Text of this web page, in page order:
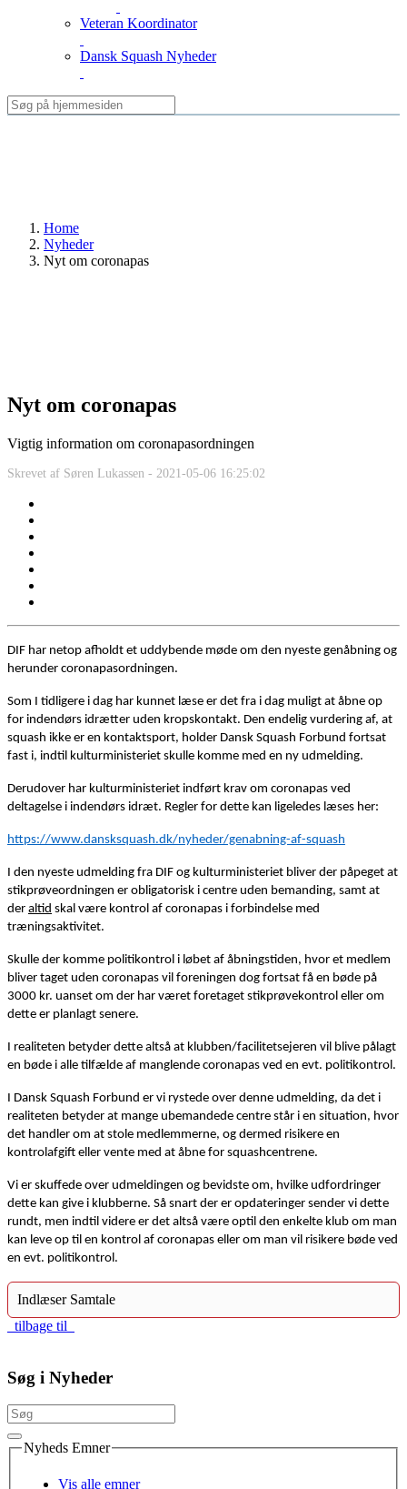
Veteran Koordinator
Dansk Squash Nyheder
Home
Nyheder
Nyt om coronapas
Nyt om coronapas
Vigtig information om coronapasordningen
Skrevet af Søren Lukassen - 2021-05-06 16:25:02
DIF har netop afholdt et uddybende møde om den nyeste genåbning og
herunder coronapasordningen.
Som I tidligere i dag har kunnet læse er det fra i dag muligt at åbne op
for indendørs idrætter uden kropskontakt. Den endelig vurdering af, at
squash ikke er en kontaktsport, holder Dansk Squash Forbund fortsat
fast i, indtil kulturministeriet skulle komme med en ny udmelding.
Derudover har kulturministeriet indført krav om coronapas ved
deltagelse i indendørs idræt. Regler for dette kan ligeledes læses her:
https://www.dansksquash.dk/nyheder/genabning-af-squash
I den nyeste udmelding fra DIF og kulturministeriet bliver der påpeget at
stikprøveordningen er obligatorisk i centre uden bemanding, samt at
der altid skal være kontrol af coronapas i forbindelse med
træningsaktivitet.
Skulle der komme politikontrol i løbet af åbningstiden, hvor et medlem
bliver taget uden coronapas vil foreningen dog fortsat få en bøde på
3000 kr. uanset om der har været foretaget stikprøvekontrol eller om
dette er planlagt senere.
I realiteten betyder dette altså at klubben/facilitetsejeren vil blive pålagt
en bøde i alle tilfælde af manglende coronapas ved en evt. politikontrol.
I Dansk Squash Forbund er vi rystede over denne udmelding, da det i
realiteten betyder at mange ubemandede centre står i en situation, hvor
det handler om at stole medlemmerne, og dermed risikere en
kontrolafgift eller vente med at åbne for squashcentrene.
Vi er skuffede over udmeldingen og bevidste om, hvilke udfordringer
dette kan give i klubberne. Så snart der er opdateringer sender vi dette
rundt, men indtil videre er det altså være optil den enkelte klub om man
kan leve op til en kontrol af coronapas eller om man vil risikere bøde ved
en evt. politikontrol.
Indlæser Samtale
tilbage til
Søg i Nyheder
Nyheds Emner
Vis alle emner